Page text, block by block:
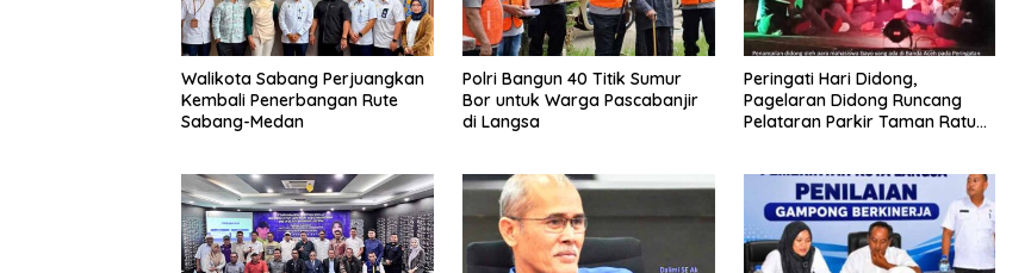
Walikota Sabang Perjuangkan
Kembali Penerbangan Rute
Sabang-Medan
Polri Bangun 40 Titik Sumur
Bor untuk Warga Pascabanjir
di Langsa
Peringati Hari Didong,
Pagelaran Didong Runcang
Pelataran Parkir Taman Ratu